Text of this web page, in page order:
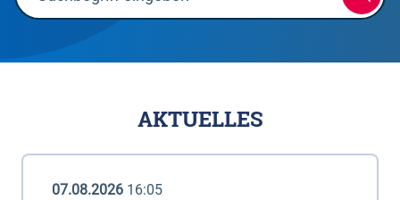
AKTUELLES
07.08.2026 16:05